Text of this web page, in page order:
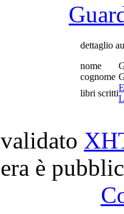
dettaglio
nome
cognome
libri scritti
validato
è